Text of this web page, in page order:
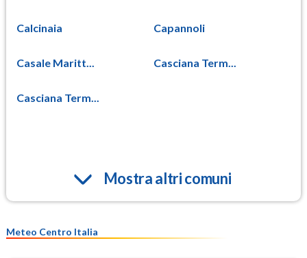
Calcinaia Capannoli
Casale Maritt... Casciana Term...
Casciana Term...
Mostra altri comuni
Meteo Centro Italia